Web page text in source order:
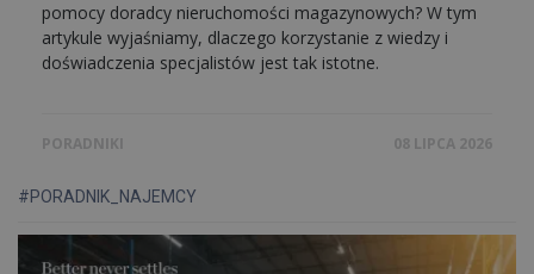
pomocy doradcy nieruchomości magazynowych? W tym
artykule wyjaśniamy, dlaczego korzystanie z wiedzy i
doświadczenia specjalistów jest tak istotne.
PORADNIKI 08 LIPCA 2026
#PORADNIK_NAJEMCY